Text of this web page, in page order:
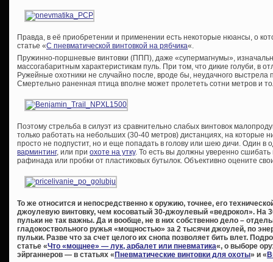
Правда, в её приобретении и применении есть некоторые нюансы, о
статье «С пневматической винтовкой на рябчика«.
Пружинно-поршневые винтовки (ППП), даже «супермагнумы»,
массогабаритным характеристикам пуль. При том, что дикие голуби, в
Ружейные охотники не случайно после, вроде бы, неудачного
Смертельно раненная птица вполне может пролететь сотни метров и
Поэтому стрельба в силуэт из сравнительно слабых винтовок
только работать на небольших (30-40 метров) дистанциях, на которые
просто не подпустит, но и еще попадать в голову или шею дичи. Один в
варминтинг, или при охоте на утку. То есть вы должны уверенно сшибать
рафинада или пробки от пластиковых бутылок. Объективно оцените
То же относится и непосредственно к оружию, точнее, его
джоулевую винтовку, чем косоватый 30-джоулевый «ведрокол». На
пульки не так важны. Да и вообще, не в них собственно дело –
гладокоствольного ружья «мощностью» за 2 тысячи джоулей, по
пульки. Разве что за счет целого их снопа позволяет бить влет.
статье «Что «мощнее» — лук, арбалет или пневматика«, о выборе
эйрганнеров — в статьях « Пневматические винтовки для охоты» и «